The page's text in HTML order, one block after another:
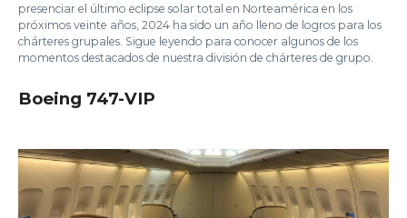
presenciar el último eclipse solar total en Norteamérica en los
próximos veinte años, 2024 ha sido un año lleno de logros para los
chárteres grupales. Sigue leyendo para conocer algunos de los
momentos destacados de nuestra división de chárteres de grupo.
Boeing 747-VIP